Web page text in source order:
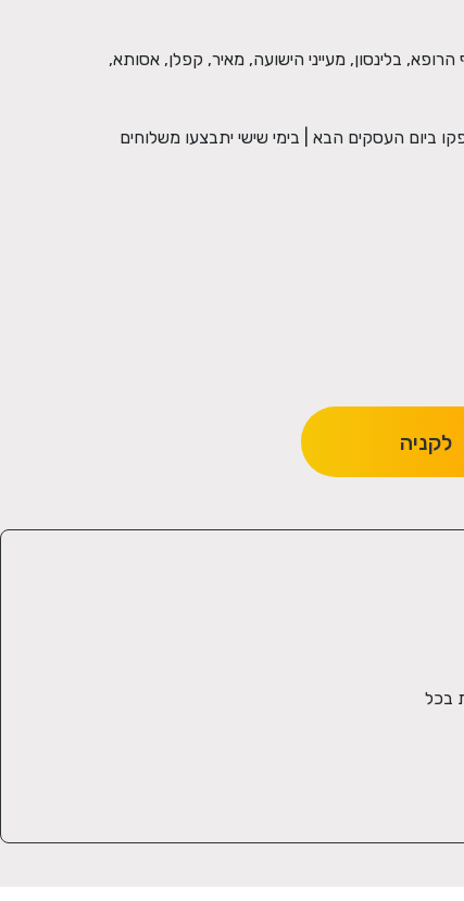
בלינסון, מעייני הישועה, מאיר, קפלן, אסותא,
לאזורים הנ''ל יסופקו ביום העסקים הבא | בימי שישי יתבצעו משלוחים
לקניה